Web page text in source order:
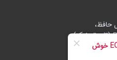
حافظ،